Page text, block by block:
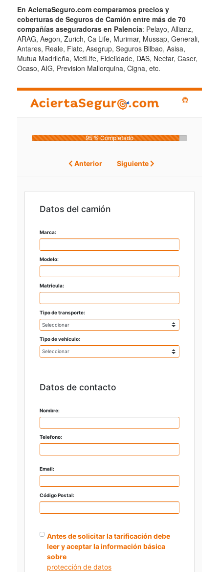
En AciertaSeguro.com comparamos precios y
coberturas de Seguros de Camión entre más de 70
compañías aseguradoras en Palencia: Pelayo, Allianz,
ARAG, Aegon, Zurich, Ca Life, Murimar, Mussap, Generali,
Antares, Reale, Fiatc, Asegrup, Seguros Bilbao, Asisa,
Mutua Madrileña, MetLife, Fidelidade, DAS, Nectar, Caser,
Ocaso, AIG, Prevision Mallorquina, Cigna, etc.
Anterior
95 % Completado
Siguiente
Datos del camión
Marca:
Modelo:
Matrícula:
Tipo de transporte:
Tipo de vehículo:
Datos de contacto
Nombre:
Telefono:
Email:
Código Postal:
Antes de solicitar la tarificación debe
leer y aceptar la información básica
sobre
protección de datos